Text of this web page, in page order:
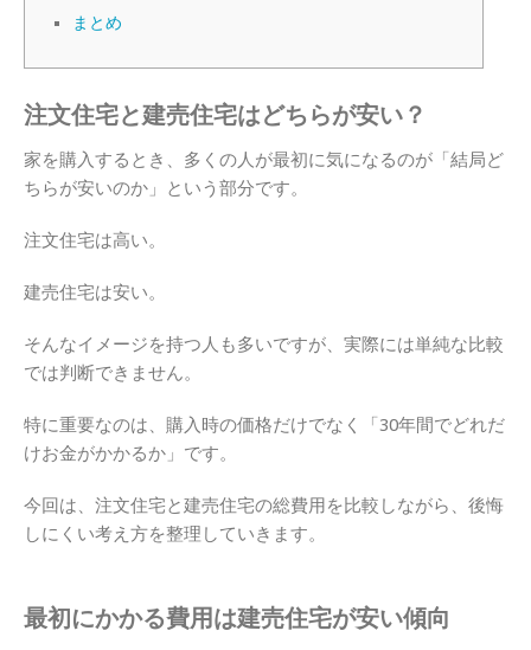
まとめ
注文住宅と建売住宅はどちらが安い？
家を購入するとき、多くの人が最初に気になるのが「結局ど
ちらが安いのか」という部分です。
注文住宅は高い。
建売住宅は安い。
そんなイメージを持つ人も多いですが、実際には単純な比較
では判断できません。
特に重要なのは、購入時の価格だけでなく「30年間でどれだ
けお金がかかるか」です。
今回は、注文住宅と建売住宅の総費用を比較しながら、後悔
しにくい考え方を整理していきます。
最初にかかる費用は建売住宅が安い傾向